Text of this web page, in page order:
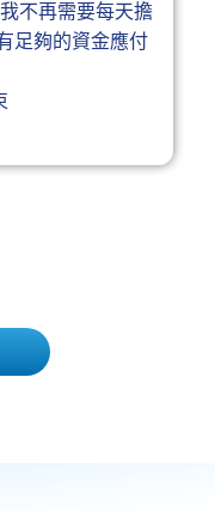
不再需要每天擔
足夠的資金應付